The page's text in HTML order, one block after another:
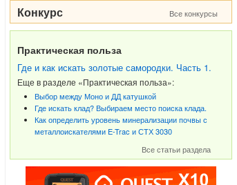
Конкурс Все конкурсы
Практическая польза
Где и как искать золотые самородки. Часть 1.
Еще в разделе «Практическая польза»:
Выбор между Моно и ДД катушкой
Где искать клад? Выбираем место поиска клада.
Как определить уровень минерализации почвы с
металлоискателями E-Trac и СТХ 3030
Все статьи раздела